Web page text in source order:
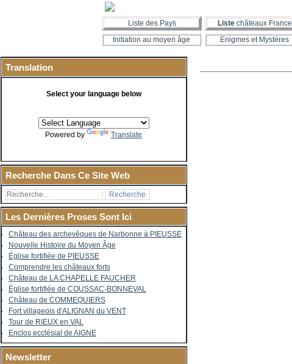
Liste des Pays Liste châteaux France
Initiation au moyen âge
Enigmes et Mystères
Translation
Select your language below
Powered by Translate
Recherche Dans Ce Site Web
Les Dernières Proses Sont Ici
Château des archevêques de Narbonne à PIEUSSE
Nouvelle Histoire du Moyen Âge
Église fortifiée de PIEUSSE
Comprendre les châteaux forts
Château de LA CHAPELLE FAUCHER
Église fortifiée de COUSSAC-BONNEVAL
Château de COMMEQUIERS
Fort villageois d'ALIGNAN du VENT
Tour de RIEUX en VAL
Enclos ecclésial de AIGNE
Newsletter